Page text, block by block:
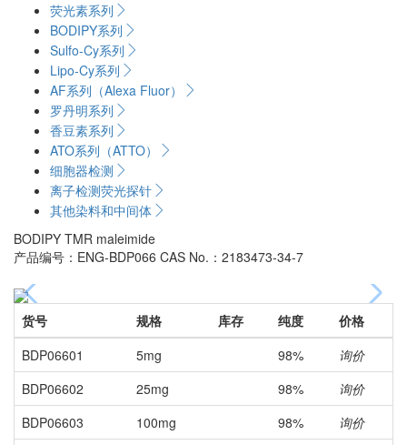
荧光素系列
BODIPY系列
Sulfo-Cy系列
Lipo-Cy系列
AF系列（Alexa Fluor）
罗丹明系列
香豆素系列
ATO系列（ATTO）
细胞器检测
离子检测荧光探针
其他染料和中间体
BODIPY TMR maleimide
产品编号：ENG-BDP066 CAS No.：2183473-34-7
货号 规格 库存 纯度
价格
BDP06601
5mg 98%
询价
BDP06602
25mg 98%
询价
BDP06603
100mg 98%
询价